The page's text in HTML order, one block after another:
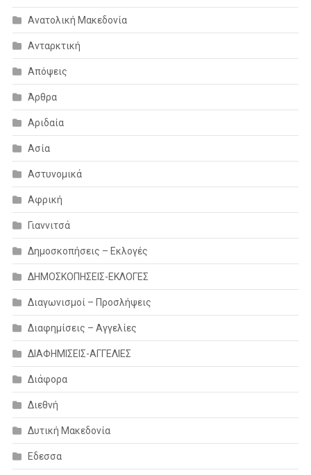
Ανατολική Μακεδονία
Ανταρκτική
Απόψεις
Άρθρα
Αριδαία
Ασία
Αστυνομικά
Αφρική
Γιαννιτσά
Δημοσκοπήσεις – Εκλογές
ΔΗΜΟΣΚΟΠΗΣΕΙΣ-ΕΚΛΟΓΕΣ
Διαγωνισμοί – Προσλήψεις
Διαφημίσεις – Αγγελίες
ΔΙΑΦΗΜΙΣΕΙΣ-ΑΓΓΕΛΙΕΣ
Διάφορα
Διεθνή
Δυτική Μακεδονία
Εδεσσα